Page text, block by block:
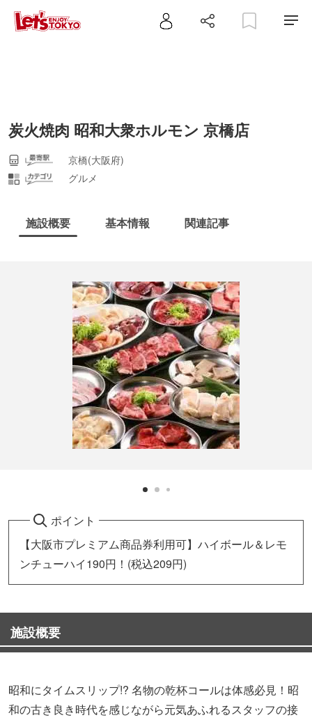
炭火焼肉 昭和大衆ホルモン 京橋店
京橋(大阪府)
グルメ
施設概要 基本情報 関連記事
ポイント
【大阪市プレミアム商品券利用可】ハイボール＆レモ
ンチューハイ190円！(税込209円)
施設概要
昭和にタイムスリップ!? 名物の乾杯コールは体感必見！昭
和の古き良き時代を感じながら元気あふれるスタッフの接